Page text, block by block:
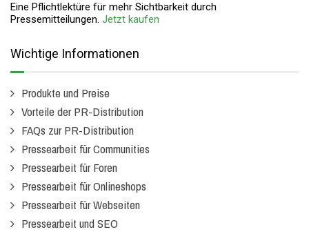
Eine Pflichtlektüre für mehr Sichtbarkeit durch
Pressemitteilungen. Jetzt kaufen
Wichtige Informationen
Produkte und Preise
Vorteile der PR-Distribution
FAQs zur PR-Distribution
Pressearbeit für Communities
Pressearbeit für Foren
Pressearbeit für Onlineshops
Pressearbeit für Webseiten
Pressearbeit und SEO